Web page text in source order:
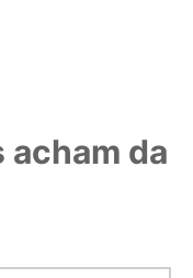
acham da